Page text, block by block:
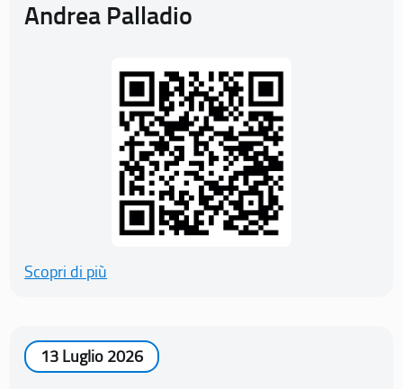
Andrea Palladio
Scopri di più
13 Luglio 2026